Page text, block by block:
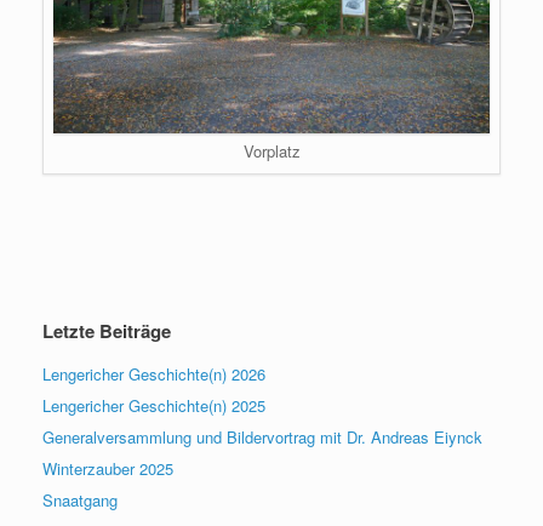
Vorplatz
Letzte Beiträge
Lengericher Geschichte(n) 2026
Lengericher Geschichte(n) 2025
Generalversammlung und Bildervortrag mit Dr. Andreas Eiynck
Winterzauber 2025
Snaatgang